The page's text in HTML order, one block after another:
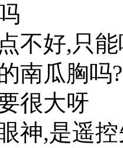
不好,只
南瓜胸吗?
很大呀
神,是遥